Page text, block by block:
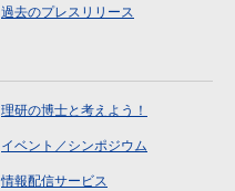
過去のプレスリリース
理研の博士と考えよう！
イベント／シンポジウム
情報配信サービス